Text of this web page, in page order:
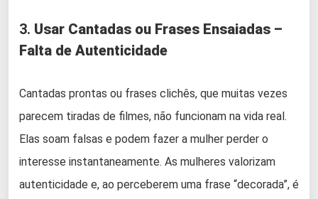
3. Usar Cantadas ou Frases Ensaiadas –
Falta de Autenticidade
Cantadas prontas ou frases clichês, que muitas vezes
parecem tiradas de filmes, não funcionam na vida real.
Elas soam falsas e podem fazer a mulher perder o
interesse instantaneamente. As mulheres valorizam
autenticidade e, ao perceberem uma frase “decorada”, é